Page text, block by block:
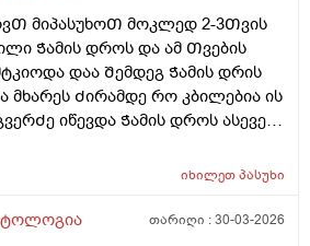
მიᲗხრა ანᲗება გაქ
და Ჩირქი ან ფისტულა რო
მᲗლიანი დᲦის განმავლობააᲨი
ტკივილები არ უნდა
მიპასუხოᲗ მოკლედ 2-3Თვის
Ჭამის დროს და ამ Თვების
დაა Შემდეგ Ჭამის დრის
მხარეს Ძირამდე რო კბილებია ის
იწევდა Ჭამის დროს ასევე
ექიმᲗან და უბრალოდ რაგაც
ის არიო არადა მაგ
იხილეთპასუხი
თარიღი :30-03-2026